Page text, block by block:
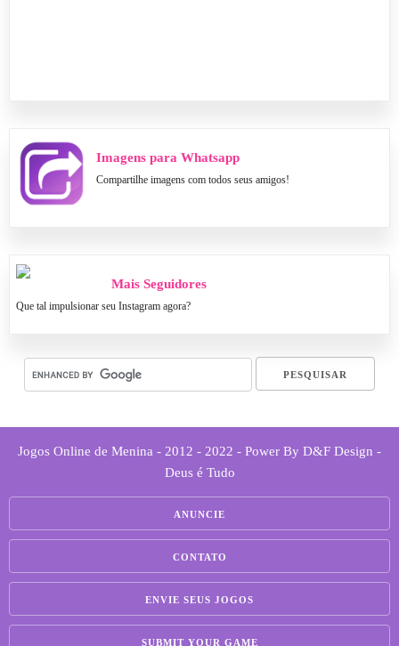
Imagens para Whatsapp
Compartilhe imagens com todos seus amigos!
Mais Seguidores
Que tal impulsionar seu Instagram agora?
Jogos Online de Menina - 2012 - 2022 - Power By D&F Design -
Deus é Tudo
ANUNCIE
CONTATO
ENVIE SEUS JOGOS
SUBMIT YOUR GAME